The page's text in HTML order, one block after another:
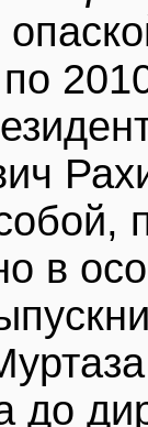
по
в
до